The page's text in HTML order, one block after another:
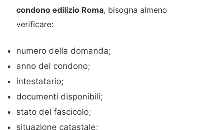
condono edilizio Roma, bisogna almeno
verificare:
numero della domanda;
anno del condono;
intestatario;
documenti disponibili;
stato del fascicolo;
situazione catastale;